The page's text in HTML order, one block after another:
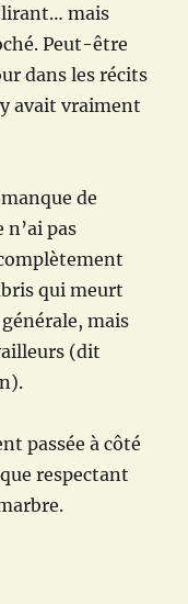
mais
Peut-être
dans les récits
avait vraiment
de
pas
qui meurt
mais
(dit
passée à côté
respectant